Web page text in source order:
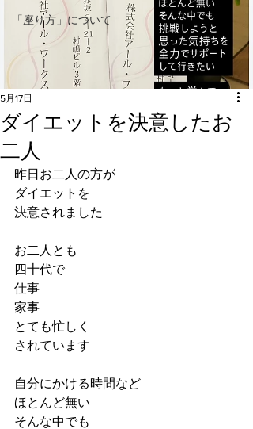
「座り方」について
ダイエットを決意したお
二人
5月17日
昨日お二人の方が
ダイエットを
決意されました
お二人とも
四十代で
仕事
家事
とても忙しく
されています
自分にかける時間など
ほとんど無い
そんな中でも